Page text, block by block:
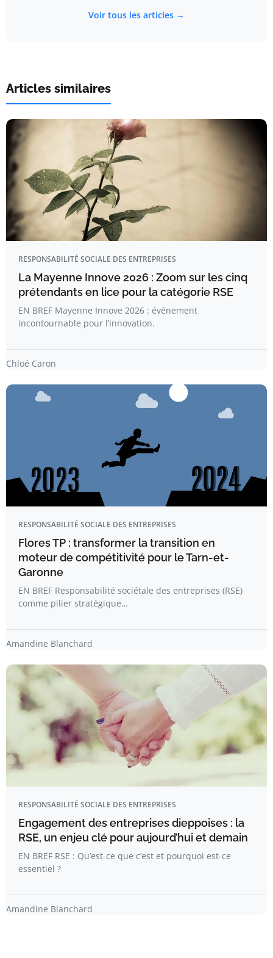
Voir tous les articles →
Articles similaires
RESPONSABILITÉ SOCIALE DES ENTREPRISES
La Mayenne Innove 2026 : Zoom sur les cinq
prétendants en lice pour la catégorie RSE
EN BREF Mayenne Innove 2026 : événement
incontournable pour l’innovation.
Chloé Caron
RESPONSABILITÉ SOCIALE DES ENTREPRISES
Flores TP : transformer la transition en
moteur de compétitivité pour le Tarn-et-
Garonne
EN BREF Responsabilité sociétale des entreprises (RSE)
comme pilier stratégique…
Amandine Blanchard
RESPONSABILITÉ SOCIALE DES ENTREPRISES
Engagement des entreprises dieppoises : la
RSE, un enjeu clé pour aujourd’hui et demain
EN BREF RSE : Qu’est-ce que c’est et pourquoi est-ce
essentiel ?
Amandine Blanchard